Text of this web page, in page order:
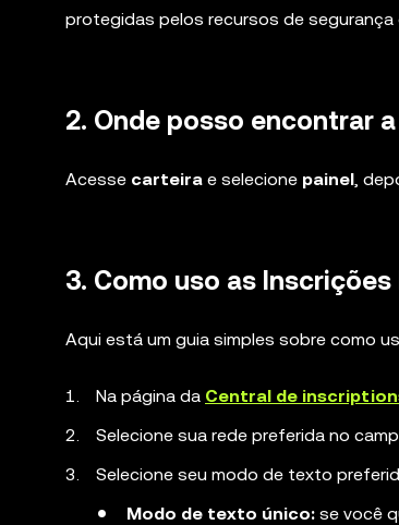
protegidas pelos recursos de segurança
2. Onde posso encontrar
Acesse carteira e selecione painel,
3. Como uso as Inscrições
Aqui está um guia simples sobre como
Na página da Central de
Selecione sua rede preferida no
Selecione seu modo de texto
Modo de texto único: se você